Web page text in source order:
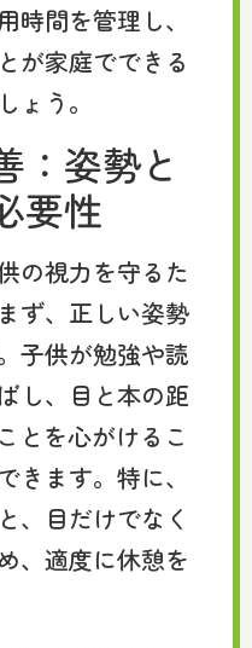
時間を管理し、
が家庭でできる
ょう。
：姿勢と
要性
の視力を守るた
ず、正しい姿勢
子供が勉強や読
し、目と本の距
とを心がけるこ
きます。特に、
、目だけでなく
、適度に休憩を